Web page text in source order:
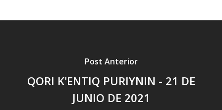
Post Anterior
QORI K'ENTIQ PURIYNIN - 21 DE
JUNIO DE 2021